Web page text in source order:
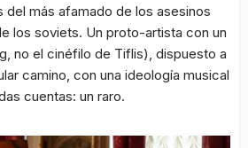
del más afamado de los asesinos
los soviets. Un proto-artista con un
no el cinéfilo de Tiflis), dispuesto a
camino, con una ideología musical
cuentas: un raro.